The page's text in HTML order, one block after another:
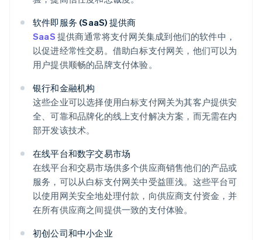
软件即服务 (SaaS) 提供商
SaaS 提供商通常将支付网关集成到他们的软件中，
以促进经常性交易。借助白标支付网关，他们可以为
用户提供顺畅的品牌支付体验。
银行和金融机构
这些企业可以选择使用白标支付网关为其客户提供安
全、可靠和品牌化的线上支付解决方案，而无需在内
部开发该技术。
在线平台和数字交易市场
在线平台和交易市场供多个供应商销售他们的产品或
服务，可以从白标支付网关中受益匪浅。这些平台可
以使用网关安全地处理付款，向供应商支付资金，并
在所有供应商之间提供一致的支付体验。
初创公司和中小企业